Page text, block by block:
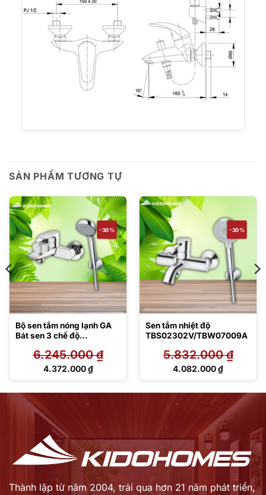
SẢN PHẨM TƯƠNG TỰ
-30%
Bộ sen tắm nóng lạnh GA
Bát sen 3 chế độ
6.245.000₫
Giá
4.372.000₫
Giá
-30%
Sen tắm nhiệt độ
TBS02302V/TBW07009A
5.832.000₫
Giá
5.832.000 ₫.
4.082.000₫
Giá
4.082.000 ₫.
Thành lập từ năm 2004, trải qua hơn 21 năm phát triển,